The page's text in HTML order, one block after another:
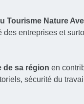
Tourisme Nature
des entreprises et
de sa région en
sécurité du